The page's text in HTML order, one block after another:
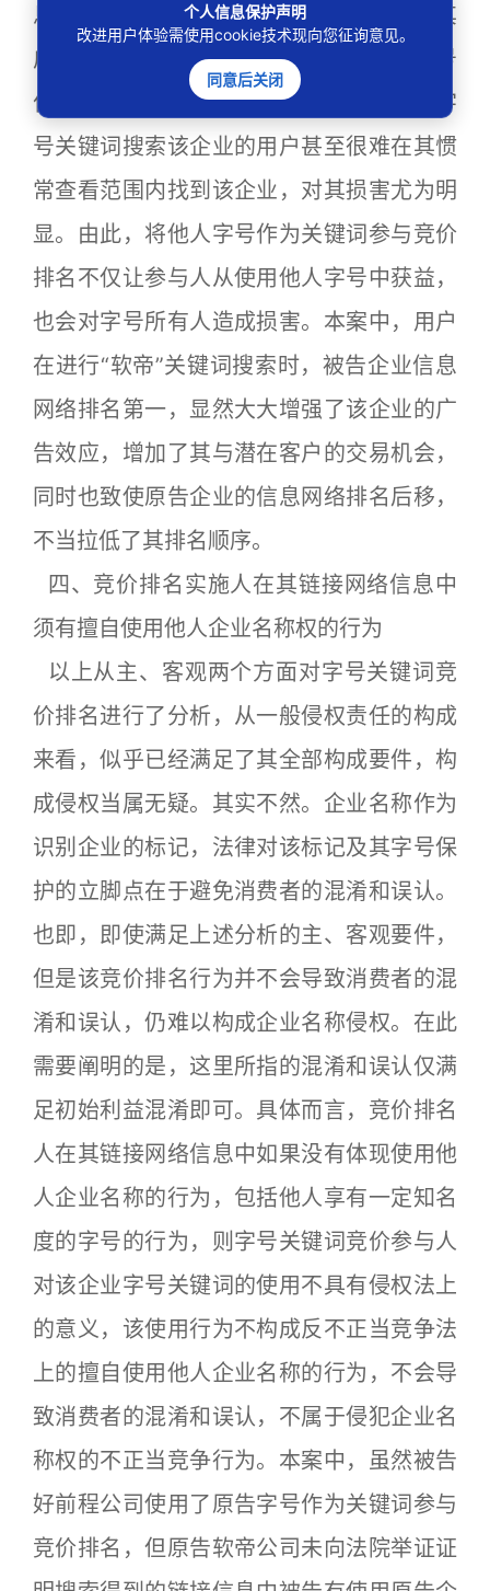
息在网络上的顺序势必被不当靠后，损害其
广告效应，在众多其他市场主体均将其字号
作为关键词进行竞价排名业务时，欲通过字
号关键词搜索该企业的用户甚至很难在其惯
常查看范围内找到该企业，对其损害尤为明
显。由此，将他人字号作为关键词参与竞价
排名不仅让参与人从使用他人字号中获益，
也会对字号所有人造成损害。本案中，用户
在进行“软帝”关键词搜索时，被告企业信息
网络排名第一，显然大大增强了该企业的广
告效应，增加了其与潜在客户的交易机会，
同时也致使原告企业的信息网络排名后移，
不当拉低了其排名顺序。
四、竞价排名实施人在其链接网络信息中
须有擅自使用他人企业名称权的行为
以上从主、客观两个方面对字号关键词竞
价排名进行了分析，从一般侵权责任的构成
来看，似乎已经满足了其全部构成要件，构
成侵权当属无疑。其实不然。企业名称作为
识别企业的标记，法律对该标记及其字号保
护的立脚点在于避免消费者的混淆和误认。
也即，即使满足上述分析的主、客观要件，
但是该竞价排名行为并不会导致消费者的混
淆和误认，仍难以构成企业名称侵权。在此
需要阐明的是，这里所指的混淆和误认仅满
足初始利益混淆即可。具体而言，竞价排名
人在其链接网络信息中如果没有体现使用他
人企业名称的行为，包括他人享有一定知名
度的字号的行为，则字号关键词竞价参与人
对该企业字号关键词的使用不具有侵权法上
的意义，该使用行为不构成反不正当竞争法
上的擅自使用他人企业名称的行为，不会导
致消费者的混淆和误认，不属于侵犯企业名
称权的不正当竞争行为。本案中，虽然被告
好前程公司使用了原告字号作为关键词参与
竞价排名，但原告软帝公司未向法院举证证
个人信息保护声明
改进用户体验需使用cookie技术现向您征询意见。
同意后关闭